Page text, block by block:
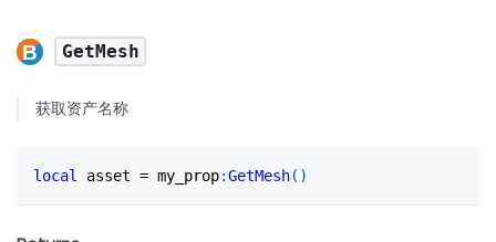
GetMesh
获取资产名称
local asset = my_prop:GetMesh( )